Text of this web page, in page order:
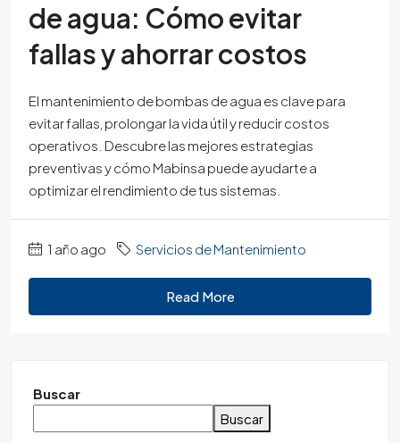
de agua: Cómo evitar
fallas y ahorrar costos
El mantenimiento de bombas de agua es clave para
evitar fallas, prolongar la vida útil y reducir costos
operativos. Descubre las mejores estrategias
preventivas y cómo Mabinsa puede ayudarte a
optimizar el rendimiento de tus sistemas.
1 año ago Servicios de Mantenimiento
Read More
Buscar
Buscar